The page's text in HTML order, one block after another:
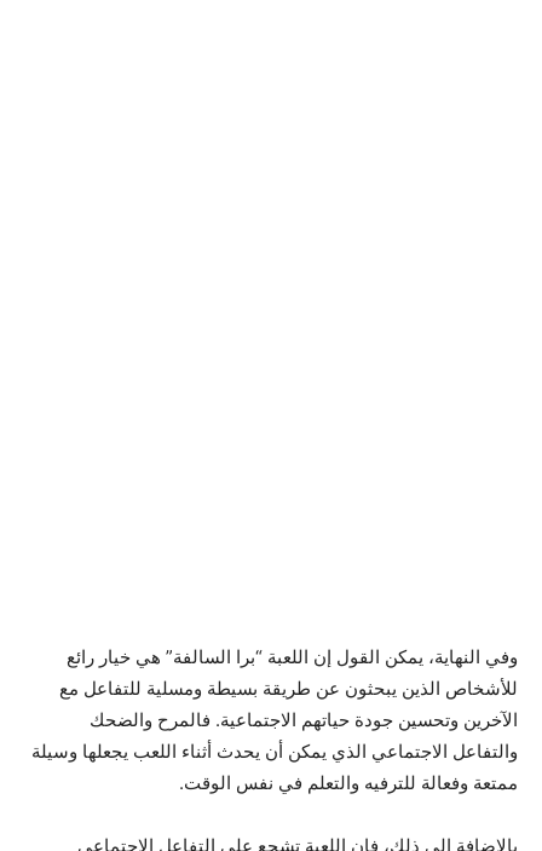
وفي النهاية، يمكن القول إن اللعبة “برا السالفة” هي خيار رائع
للأشخاص الذين يبحثون عن طريقة بسيطة ومسلية للتفاعل مع
الآخرين وتحسين جودة حياتهم الاجتماعية. فالمرح والضحك
والتفاعل الاجتماعي الذي يمكن أن يحدث أثناء اللعب يجعلها وسيلة
ممتعة وفعالة للترفيه والتعلم في نفس الوقت.
بالإضافة إلى ذلك، فإن اللعبة تشجع على التفاعل الاجتماعي